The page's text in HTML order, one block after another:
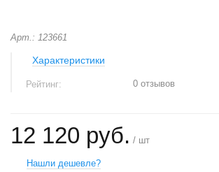
Арт.: 123661
Характеристики
Рейтинг: 0 отзывов
12 120 руб. / шт
Нашли дешевле?